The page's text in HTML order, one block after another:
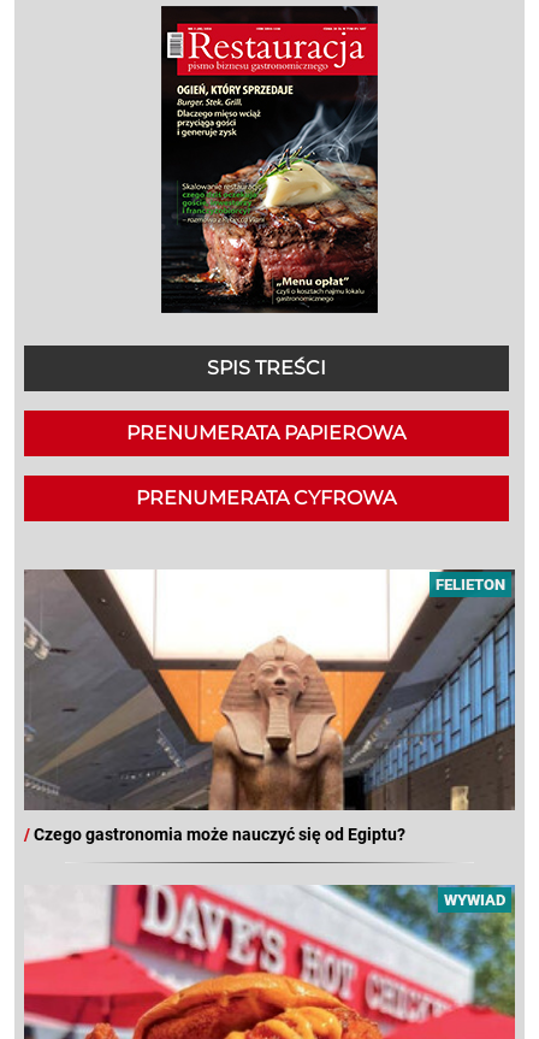
SPIS TREŚCI
PRENUMERATA PAPIEROWA
PRENUMERATA CYFROWA
FELIETON
/Czego gastronomia może nauczyć się od Egiptu?
WYWIAD